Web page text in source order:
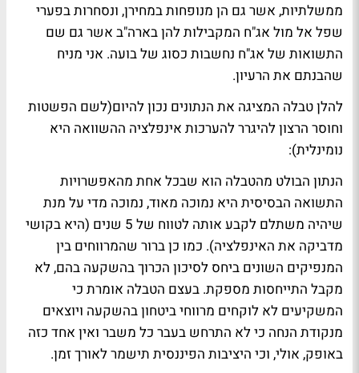
ממשלתיות, אשר גם הן מנופחות במחירן, ונסחרות בפערי
שפל אל מול אג"ח המקבילות להן בארה"ב אשר גם שם
התשואות של אג"ח נחשבות כסוג של בועה. אני מניח
שהבנתם את הרעיון.
להלן טבלה המציגה את הנתונים נכון להיום(לשם הפשטות
וחוסר הרצון להיגרר להערכות אינפלציה ההשוואה היא
נומינלית):
הנתון הבולט מהטבלה הוא שבכל אחת מהאפשרויות
התשואה הבסיסית היא נמוכה מאוד, נמוכה מדי על מנת
שיהיה משתלם לקבע אותה לטווח של 5 שנים (היא בקושי
מדביקה את האינפלציה). כמו כן ברור שהמרווחים בין
המנפיקים השונים ביחס לסיכון הכרוך בהשקעה בהם, לא
מקבל התייחסות מספקת. בעצם הטבלה אומרת כי
המשקיעים לא לוקחים מרווחי ביטחון בהשקעה ויוצאים
מנקודת הנחה כי לא התרחש בעבר כל משבר ואין אחד כזה
באופק, אולי, וכי היציבות הפיננסית תישמר לאורך זמן.